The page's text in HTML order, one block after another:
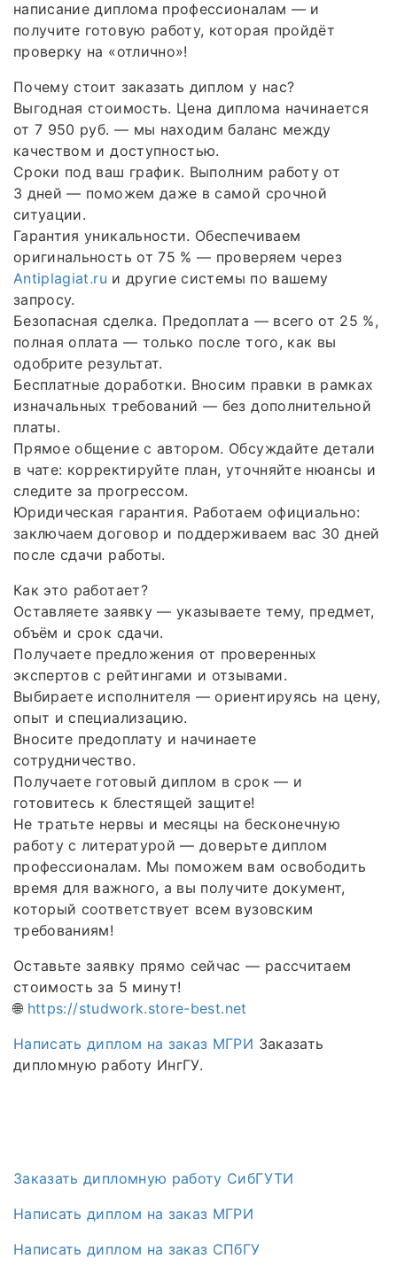
написание диплома профессионалам — и
получите готовую работу, которая пройдёт
проверку на «отлично»!
Почему стоит заказать диплом у нас?
Выгодная стоимость. Цена диплома начинается
от 7 950 руб. — мы находим баланс между
качеством и доступностью.
Сроки под ваш график. Выполним работу от
3 дней — поможем даже в самой срочной
ситуации.
Гарантия уникальности. Обеспечиваем
оригинальность от 75 % — проверяем через
Antiplagiat.ru и другие системы по вашему
запросу.
Безопасная сделка. Предоплата — всего от 25 %,
полная оплата — только после того, как вы
одобрите результат.
Бесплатные доработки. Вносим правки в рамках
изначальных требований — без дополнительной
платы.
Прямое общение с автором. Обсуждайте детали
в чате: корректируйте план, уточняйте нюансы и
следите за прогрессом.
Юридическая гарантия. Работаем официально:
заключаем договор и поддерживаем вас 30 дней
после сдачи работы.
Как это работает?
Оставляете заявку — указываете тему, предмет,
объём и срок сдачи.
Получаете предложения от проверенных
экспертов с рейтингами и отзывами.
Выбираете исполнителя — ориентируясь на цену,
опыт и специализацию.
Вносите предоплату и начинаете
сотрудничество.
Получаете готовый диплом в срок — и
готовитесь к блестящей защите!
Не тратьте нервы и месяцы на бесконечную
работу с литературой — доверьте диплом
профессионалам. Мы поможем вам освободить
время для важного, а вы получите документ,
который соответствует всем вузовским
требованиям!
Оставьте заявку прямо сейчас — рассчитаем
стоимость за 5 минут!
🌐 https://studwork.store-best.net
Написать диплом на заказ МГРИ Заказать
дипломную работу ИнгГУ.
Заказать дипломную работу СибГУТИ
Написать диплом на заказ МГРИ
Написать диплом на заказ СПбГУ